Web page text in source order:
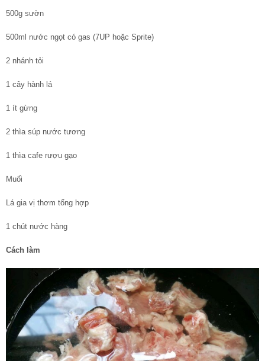
500g sườn
500ml nước ngọt có gas (7UP hoặc Sprite)
2 nhánh tỏi
1 cây hành lá
1 ít gừng
2 thìa súp nước tương
1 thìa cafe rượu gạo
Muối
Lá gia vị thơm tổng hợp
1 chút nước hàng
Cách làm